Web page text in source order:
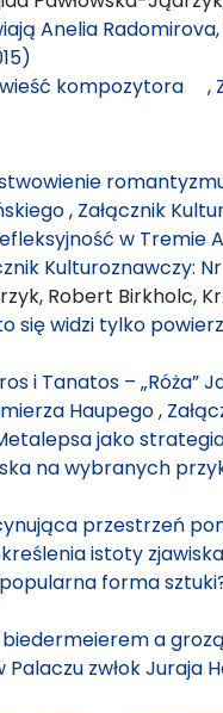
Anelia
kompozytora ,
, Załącznik
w Tremie
Kulturoznawczy:
Robert Birkholc,
się widzi tylko
i Tanatos – „Róża”
Haupego,
jako
na wybranych
przestrzeń
istoty zjawiska
forma
biedermeierem a
zwłok Juraja